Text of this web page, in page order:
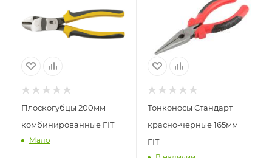
Плоскогубцы 200мм
комбинированные FIT
Мало
Тонконосы Стандарт
красно-черные 165мм
FIT